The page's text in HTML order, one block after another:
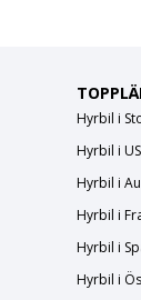
Hyrbil i
Hyrbil i
Hyrbil i
Hyrbil i
Hyrbil i
Hyrbil i